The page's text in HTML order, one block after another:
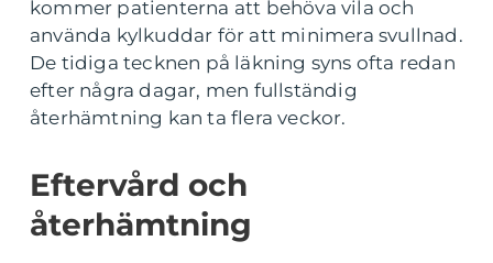
kommer patienterna att behöva vila och
använda kylkuddar för att minimera svullnad.
De tidiga tecknen på läkning syns ofta redan
efter några dagar, men fullständig
återhämtning kan ta flera veckor.
Eftervård och
återhämtning